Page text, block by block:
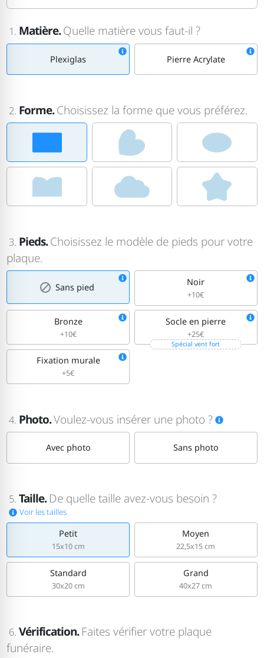
1. Matière.Quelle matière vous faut-il ?
Plexiglas Pierre Acrylate
2. Forme.Choisissez la forme que vous préférez.
3. Pieds.Choisissez le modèle de pieds pour votre
plaque.
Sans pied Noir
+10€
Bronze
+10€
Socle en pierre
+25€
Spécial vent fort
Fixation murale
+5€
4. Photo.Voulez-vous insérer une photo ?
Avec photo Sans photo
5. Taille. De quelle taille avez-vous besoin ?
Voir les tailles
Petit
15x10 cm
Moyen
22,5x15 cm
Standard
30x20 cm
Grand
40x27 cm
6. Vérification. Faites vérifier votre plaque
funéraire.